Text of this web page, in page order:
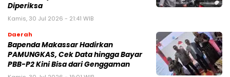
Diperiksa
Kamis, 30 Jul 2026 - 21:41 WIB
Daerah
Bapenda Makassar Hadirkan
PAMUNGKAS, Cek Data hingga Bayar
PBB-P2 Kini Bisa dari Genggaman